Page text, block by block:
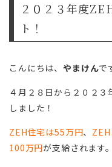
２０２３年度
ト！
こんにちは、やまけんで
４月２８日から２０２３
しました！
ZEH住宅は55万円、
100万円が支給されます。